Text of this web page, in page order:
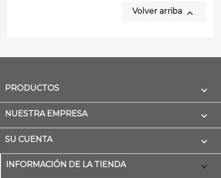
Volver arriba 
PRODUCTOS 
NUESTRA EMPRESA 
SU CUENTA 
INFORMACIÓN DE LA TIENDA keyboard_arrow_down